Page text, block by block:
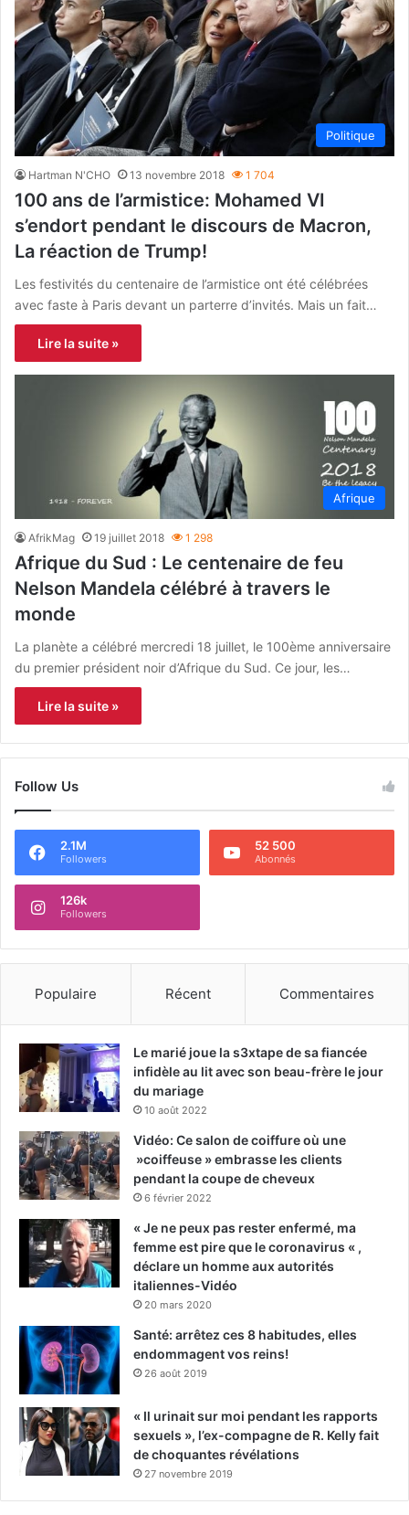
Politique
Hartman N'CHO 13 novembre 2018 1 704
100 ans de l’armistice: Mohamed VI
s’endort pendant le discours de Macron,
La réaction de Trump!
Les festivités du centenaire de l’armistice ont été célébrées
avec faste à Paris devant un parterre d’invités. Mais un fait…
Lire la suite »
Afrique
AfrikMag 19 juillet 2018 1 298
Afrique du Sud : Le centenaire de feu
Nelson Mandela célébré à travers le
monde
La planète a célébré mercredi 18 juillet, le 100ème anniversaire
du premier président noir d’Afrique du Sud. Ce jour, les…
Lire la suite »
Follow Us
2.1M
Followers
52 500
Abonnés
126k
Followers
Populaire Récent Commentaires
Le marié joue la s3xtape de sa fiancée
infidèle au lit avec son beau-frère le jour
du mariage
10 août 2022
Vidéo: Ce salon de coiffure où une
»coiffeuse » embrasse les clients
pendant la coupe de cheveux
6 février 2022
« Je ne peux pas rester enfermé, ma
femme est pire que le coronavirus « ,
déclare un homme aux autorités
italiennes-Vidéo
20 mars 2020
Santé: arrêtez ces 8 habitudes, elles
endommagent vos reins!
26 août 2019
« Il urinait sur moi pendant les rapports
sexuels », l’ex-compagne de R. Kelly fait
de choquantes révélations
27 novembre 2019